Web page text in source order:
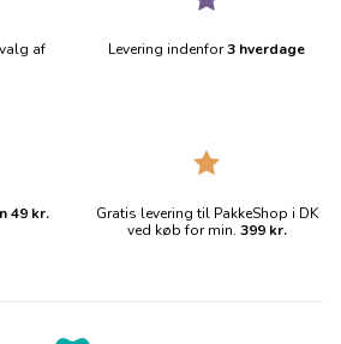
af
Levering indenfor3 hverdage
49 kr.
Gratis levering til PakkeShop i DK
ved køb for min. 399 kr.